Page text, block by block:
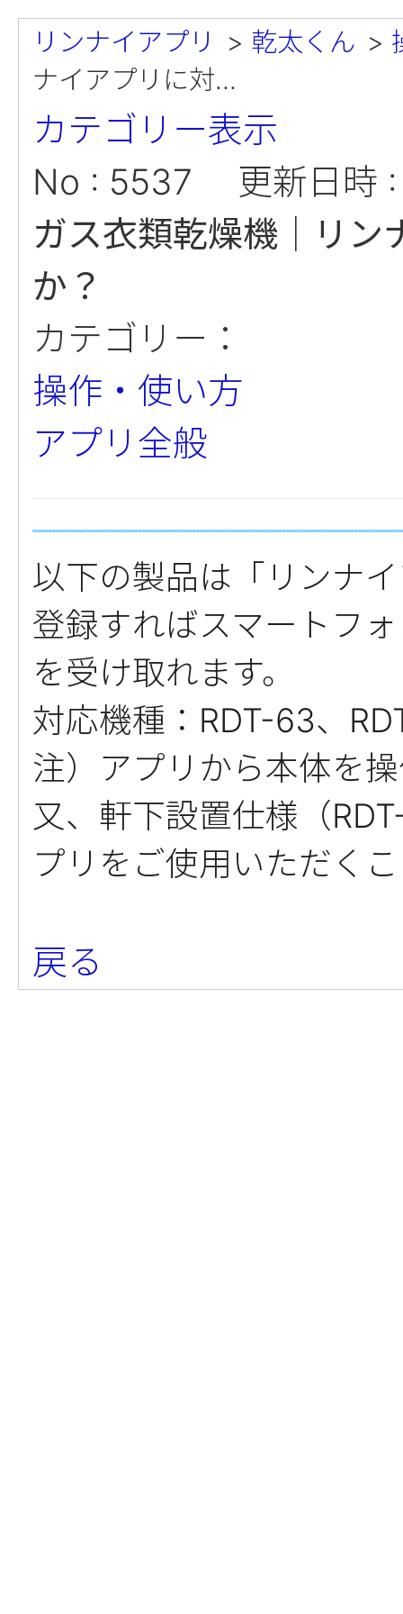
リンナイアプリ > 乾太くん >
ナイアプリに対...
カテゴリー表示
No : 5537
更新日時
ガス衣類乾燥機｜リン
か？
カテゴリー：
操作・使い方
アプリ全般
以下の製品は「リンナ
登録すればスマートフ
を受け取れます。
対応機種：RDT-63、
注）アプリから本体を
又、軒下設置仕様（
プリをご使用いただく
戻る